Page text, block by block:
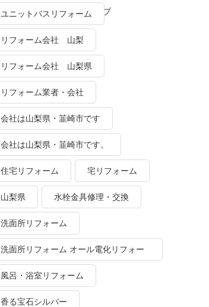
会社 ＴＯＴＯリモデルクラブ
ユニットバスリフォーム
リフォーム会社 山梨
リフォーム会社 山梨県
リフォーム業者・会社
会社は山梨県・韮崎市です
会社は山梨県・韮崎市です。
住宅リフォーム 宅リフォーム
山梨県 水栓金具修理・交換
洗面所リフォーム
洗面所リフォーム オール電化リフォー
ム
風呂・浴室リフォーム
香る宝石シルバー